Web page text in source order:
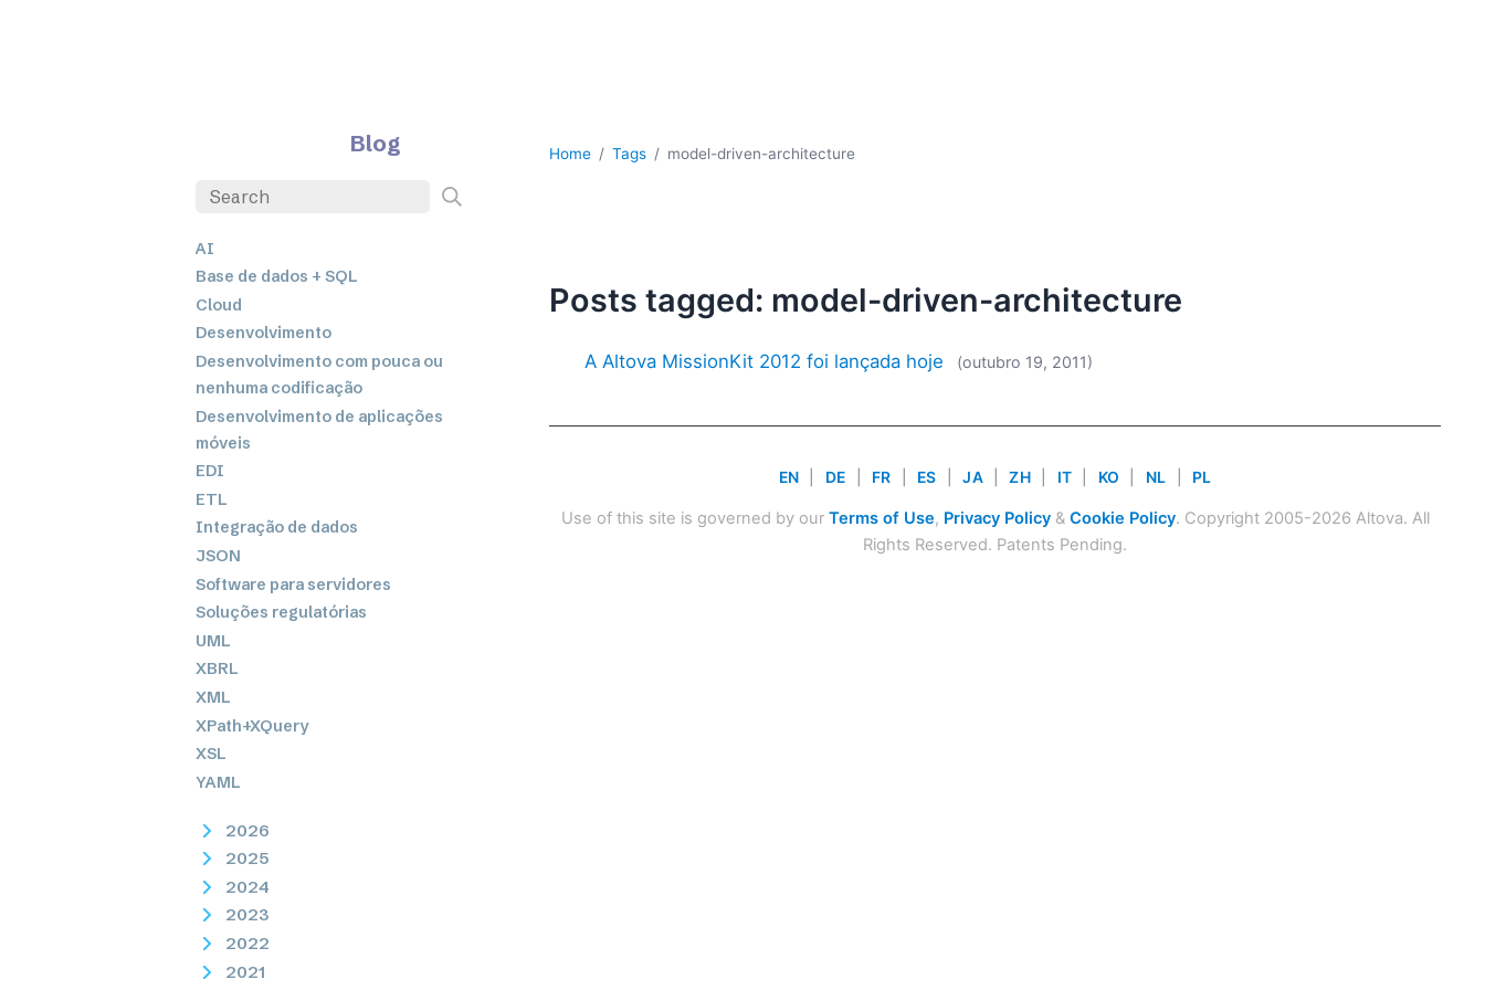
Blog
AI
Base de dados + SQL
Cloud
Desenvolvimento
Desenvolvimento com pouca ou
nenhuma codificação
Desenvolvimento de aplicações
móveis
EDI
ETL
Integração de dados
JSON
Software para servidores
Soluções regulatórias
UML
XBRL
XML
XPath+XQuery
XSL
YAML
2026
2025
2024
2023
2022
2021
Home Tags model-driven-architecture
Posts tagged: model-driven-architecture
A Altova MissionKit 2012 foi lançada hoje (outubro 19, 2011)
EN DE FR ES JA ZH IT KO NL PL
Use of this site is governed by our Terms of Use, Privacy Policy& Cookie Policy. Copyright 2005-2026 Altova. All
Rights Reserved. Patents Pending.